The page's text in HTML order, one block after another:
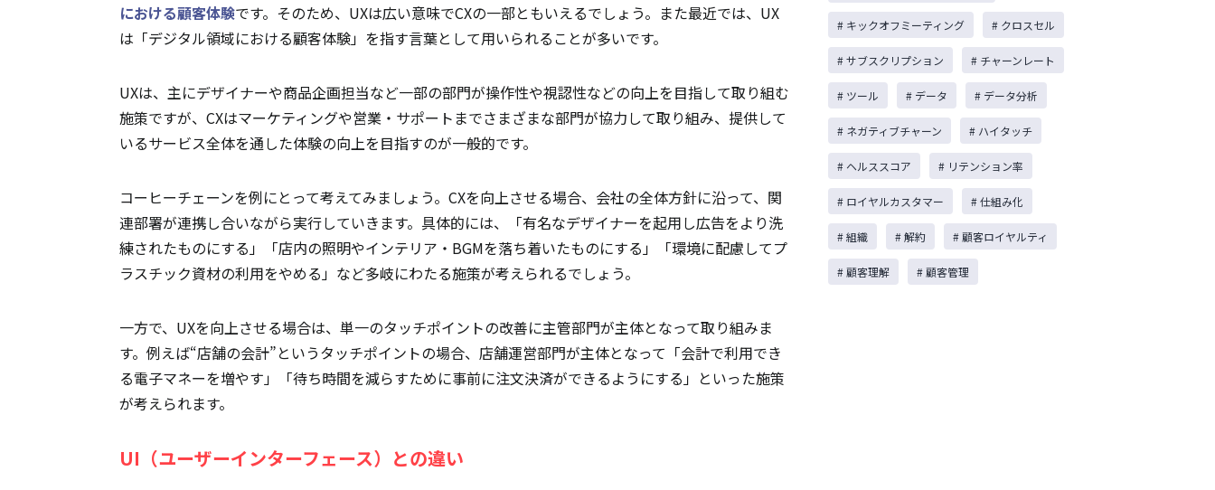
における顧客体験です。そのため、UXは広い意味でCXの一部ともいえるでしょう。また最近では、UX
は「デジタル領域における顧客体験」を指す言葉として用いられることが多いです。
UXは、主にデザイナーや商品企画担当など一部の部門が操作性や視認性などの向上を目指して取り組む
施策ですが、CXはマーケティングや営業・サポートまでさまざまな部門が協力して取り組み、提供して
いるサービス全体を通した体験の向上を目指すのが一般的です。
コーヒーチェーンを例にとって考えてみましょう。CXを向上させる場合、会社の全体方針に沿って、関
連部署が連携し合いながら実行していきます。具体的には、「有名なデザイナーを起用し広告をより洗
練されたものにする」「店内の照明やインテリア・BGMを落ち着いたものにする」「環境に配慮してプ
ラスチック資材の利用をやめる」など多岐にわたる施策が考えられるでしょう。
一方で、UXを向上させる場合は、単一のタッチポイントの改善に主管部門が主体となって取り組みま
す。例えば“店舗の会計”というタッチポイントの場合、店舗運営部門が主体となって「会計で利用でき
る電子マネーを増やす」「待ち時間を減らすために事前に注文決済ができるようにする」といった施策
が考えられます。
UI（ユーザーインターフェース）との違い
# キックオフミーティング # クロスセル
# サブスクリプション # チャーンレート
# ツール # データ # データ分析
# ネガティブチャーン # ハイタッチ
# ヘルススコア # リテンション率
# ロイヤルカスタマー # 仕組み化
# 組織 # 解約 # 顧客ロイヤルティ
# 顧客理解 # 顧客管理